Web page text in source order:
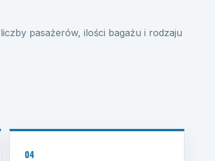
pasażerów, ilości bagażu i rodzaju
04